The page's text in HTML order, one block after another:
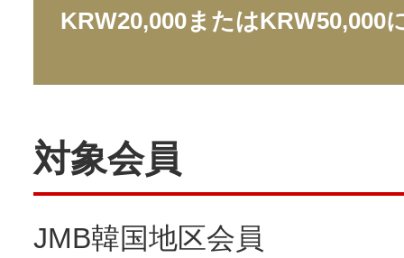
KRW20,000またはKRW50,000
対象会員
JMB韓国地区会員